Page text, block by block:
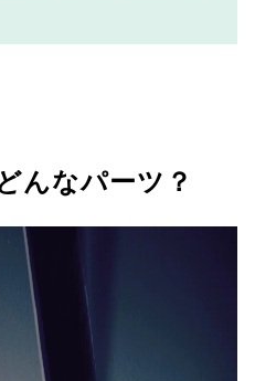
んなパーツ？